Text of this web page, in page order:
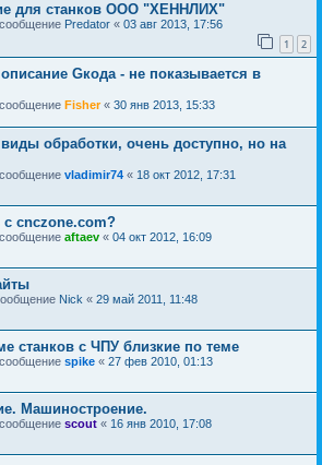
для станков ООО "ХЕННЛИХ"
Predator « 03 авг 2013, 17:56
1 2
Gкода - не показывается в
Fisher« 30 янв 2013, 15:33
обработки, очень доступно, но на
vladimir74 « 18 окт 2012, 17:31
с cnczone.com?
aftaev « 04 окт 2012, 16:09
Nick « 29 май 2011, 11:48
станков с ЧПУ близкие по теме
spike « 27 фев 2010, 01:13
Машиностроение.
scout « 16 янв 2010, 17:08